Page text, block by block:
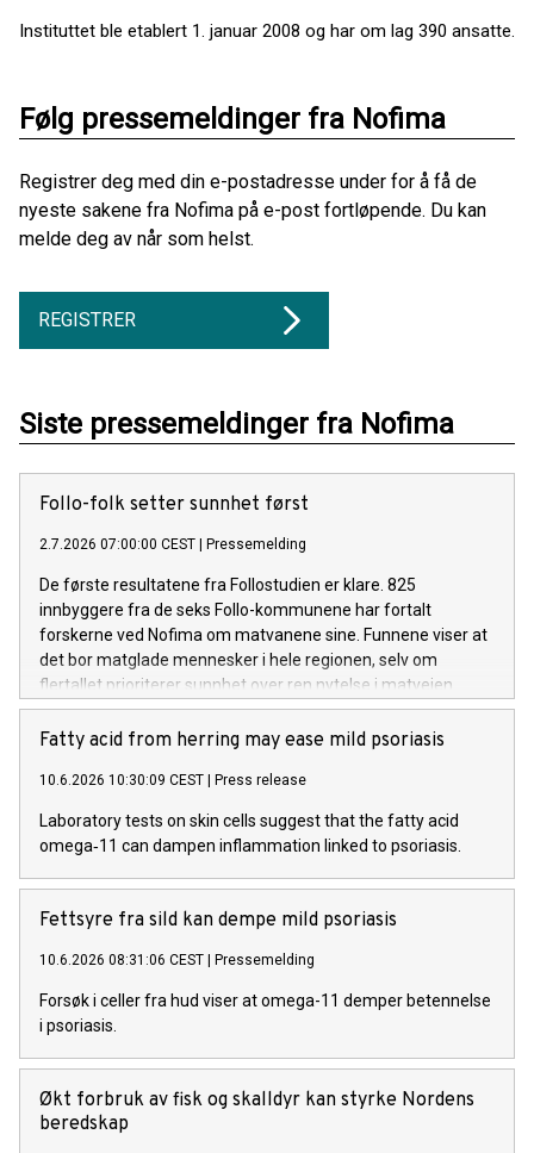
Instituttet ble etablert 1. januar 2008 og har om lag 390 ansatte.
Følg pressemeldinger fra Nofima
Registrer deg med din e-postadresse under for å få de
nyeste sakene fra Nofima på e-post fortløpende. Du kan
melde deg av når som helst.
REGISTRER
Siste pressemeldinger fra Nofima
Follo-folk setter sunnhet først
2.7.2026 07:00:00 CEST Pressemelding
De første resultatene fra Follostudien er klare. 825
innbyggere fra de seks Follo-kommunene har fortalt
forskerne ved Nofima om matvanene sine. Funnene viser at
det bor matglade mennesker i hele regionen, selv om
flertallet prioriterer sunnhet over ren nytelse i matveien.
Fatty acid from herring may ease mild psoriasis
10.6.2026 10:30:09 CEST Press release
Laboratory tests on skin cells suggest that the fatty acid
omega‑11 can dampen inflammation linked to psoriasis.
Fettsyre fra sild kan dempe mild psoriasis
10.6.2026 08:31:06 CEST Pressemelding
Forsøk i celler fra hud viser at omega-11 demper betennelse
i psoriasis.
Økt forbruk av fisk og skalldyr kan styrke Nordens
beredskap